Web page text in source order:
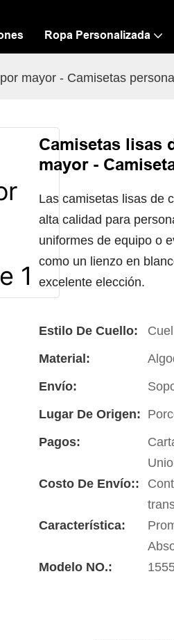
Ropa Personalizada
mayor - Camisetas
Camisetas lisas
mayor -
Las camisetas lisas de
alta calidad para
uniformes de equipo o
como un lienzo en
excelente elección.
Estilo De Cuello:
Material:
Envío:
Lugar De Origen:
Pagos:
Costo De Envío::
Característica:
Modelo NO.: